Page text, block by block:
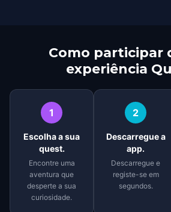
Como participar
experiência
1
Escolha a sua
quest.
Encontre uma
aventura que
desperte a sua
curiosidade.
2
Descarregue a
app.
Descarregue e
registe-se em
segundos.